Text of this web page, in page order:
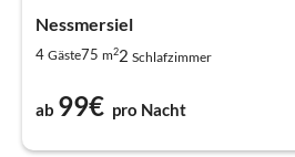
Nessmersiel
4 Gäste75 m22 Schlafzimmer
ab 99€ pro Nacht